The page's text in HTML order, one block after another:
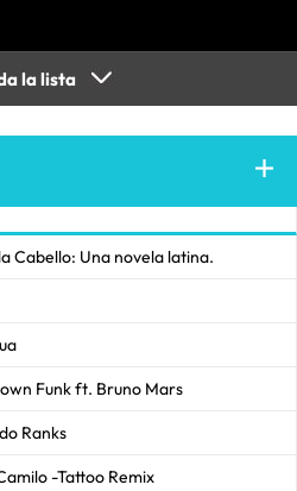
la lista
Cabello: Una novela latina.
Funk ft. Bruno Mars
Ranks
-Tattoo Remix